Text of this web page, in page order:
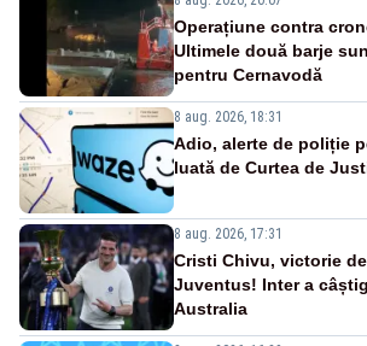
Operațiune contra
Ultimele două barje
pentru Cernavodă
8 aug. 2026, 18:31
Adio, alerte de poliție
luată de Curtea de
8 aug. 2026, 17:31
Cristi Chivu, victorie
Juventus! Inter a
Australia